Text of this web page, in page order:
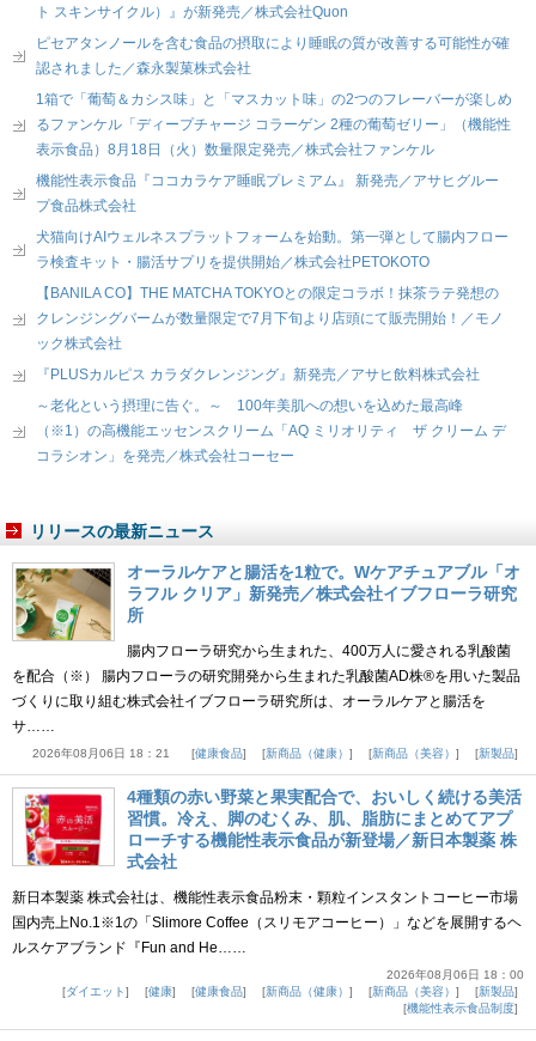
ト スキンサイクル）』が新発売／株式会社Quon
ピセアタンノールを含む食品の摂取により睡眠の質が改善する可能性が確
認されました／森永製菓株式会社
1箱で「葡萄＆カシス味」と「マスカット味」の2つのフレーバーが楽しめ
るファンケル「ディープチャージ コラーゲン 2種の葡萄ゼリー」（機能性
表示食品）8月18日（火）数量限定発売／株式会社ファンケル
機能性表示食品『ココカラケア睡眠プレミアム』 新発売／アサヒグルー
プ食品株式会社
犬猫向けAIウェルネスプラットフォームを始動。第一弾として腸内フロー
ラ検査キット・腸活サプリを提供開始／株式会社PETOKOTO
【BANILA CO】THE MATCHA TOKYOとの限定コラボ！抹茶ラテ発想の
クレンジングバームが数量限定で7月下旬より店頭にて販売開始！／モノ
ック株式会社
『PLUSカルピス カラダクレンジング』新発売／アサヒ飲料株式会社
～老化という摂理に告ぐ。～ 100年美肌への想いを込めた最高峰
（※1）の高機能エッセンスクリーム「AQ ミリオリティ ザ クリーム デ
コラシオン」を発売／株式会社コーセー
リリースの最新ニュース
オーラルケアと腸活を1粒で。Wケアチュアブル「オ
ラフル クリア」新発売／株式会社イブフローラ研究
所
腸内フローラ研究から生まれた、400万人に愛される乳酸菌
を配合（※） 腸内フローラの研究開発から生まれた乳酸菌AD株®を用いた製品
づくりに取り組む株式会社イブフローラ研究所は、オーラルケアと腸活を
サ……
2026年08月06日 18：21 健康食品 新商品（健康） 新商品（美容） 新製品
4種類の赤い野菜と果実配合で、おいしく続ける美活
習慣。冷え、脚のむくみ、肌、脂肪にまとめてアプ
ローチする機能性表示食品が新登場／新日本製薬 株
式会社
新日本製薬 株式会社は、機能性表示食品粉末・顆粒インスタントコーヒー市場
国内売上No.1※1の「Slimore Coffee（スリモアコーヒー）」などを展開するヘ
ルスケアブランド『Fun and He……
2026年08月06日 18：00
ダイエット
健康 健康食品 新商品（健康） 新商品（美容）
新製品
機能性表示食品制度